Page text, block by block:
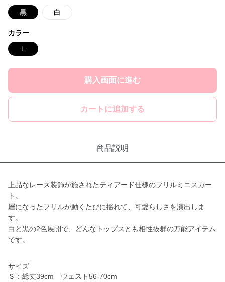
黒 白
カラー
Ｌ
購入画面に進む
カートに追加する
商品説明
上品なレース装飾が施されたティアード仕様のフリルミニスカー
ト。
層になったフリルが動くたびに揺れて、可愛らしさを演出しま
す。
白と黒の2色展開で、どんなトップスとも相性抜群の万能アイテム
です。
サイズ
Ｓ：総丈39cm ウェスト56-70cm